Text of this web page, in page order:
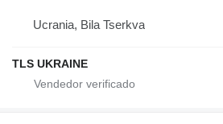
Ucrania, Bila Tserkva
TLS UKRAINE